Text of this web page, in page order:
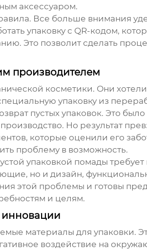
аксессуаром.
Все больше внимания
упаковку с QR-кодом,
Это позволит сделать
производителем
косметики. Они
упаковку из
пустых упаковок. Это
Но результат
которые оценили его
проблему в возможность.
упаковкой помады
но и дизайн,
этой проблемы и готовы
и целям.
инновации
материалы для упаковки.
воздействие на